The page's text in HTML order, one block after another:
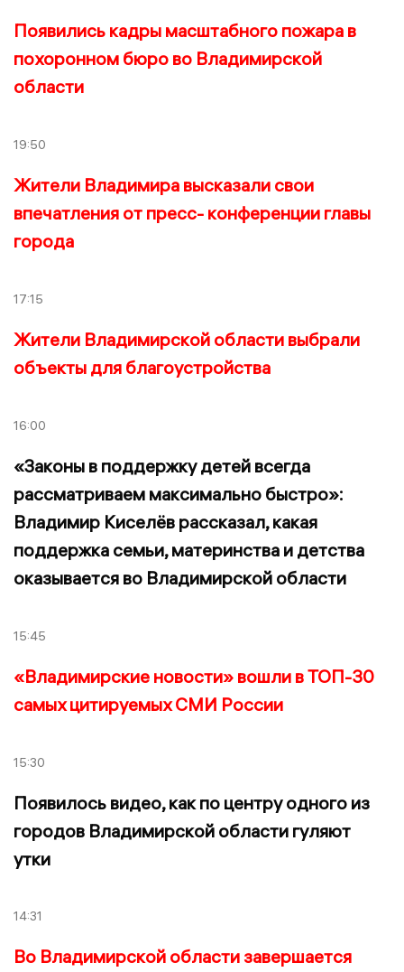
Появились кадры масштабного пожара в
похоронном бюро во Владимирской
области
19:50
Жители Владимира высказали свои
впечатления от пресс- конференции главы
города
17:15
Жители Владимирской области выбрали
объекты для благоустройства
16:00
«Законы в поддержку детей всегда
рассматриваем максимально быстро»:
Владимир Киселёв рассказал, какая
поддержка семьи, материнства и детства
оказывается во Владимирской области
15:45
«Владимирские новости» вошли в ТОП-30
самых цитируемых СМИ России
15:30
Появилось видео, как по центру одного из
городов Владимирской области гуляют
утки
14:31
Во Владимирской области завершается